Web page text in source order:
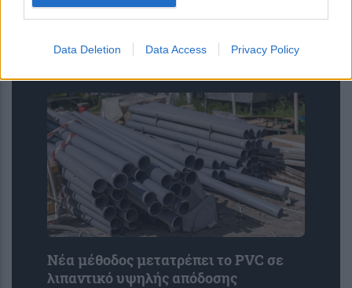
Data Deletion Data Access Privacy Policy
Νέοι υπέρλεπτοι υπεραγωγοί
και αποδοτικότερες κβαντικές
Νέα μέθοδος μετατρέπει το PVC σε
λιπαντικό υψηλής απόδοσης